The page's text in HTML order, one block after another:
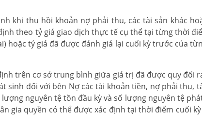
khi thu hồi khoản nợ phải thu, các tài sản khác
theo tỷ giá giao dịch thực tế cụ thể tại từng thời
hoặc tỷ giá đã được đánh giá lại cuối kỳ trước của
trên cơ sở trung bình giữa giá trị đã được quy đổi
đối với bên Nợ các tài khoản tiền, nợ phải thu,
nguyên tệ tồn đầu kỳ và số lượng nguyên tệ
gia quyền có thể được xác định tại thời điểm cuối